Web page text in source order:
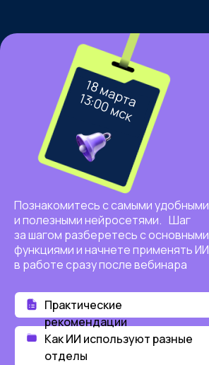
Познакомитесь с самыми удобными
и полезными нейросетями. Шаг
за шагом разберетесь с основными
функциями и начнете применять ИИ
в работе сразу после вебинара
Как ИИ используют разные
отделы
Практические
рекомендации
18 марта
13:00 мск